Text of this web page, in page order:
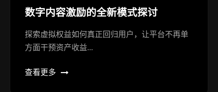
数字内容激励的全新模式探讨
探索虚拟权益如何真正回归用户，让平台不再单
方面干预资产收益...
查看更多